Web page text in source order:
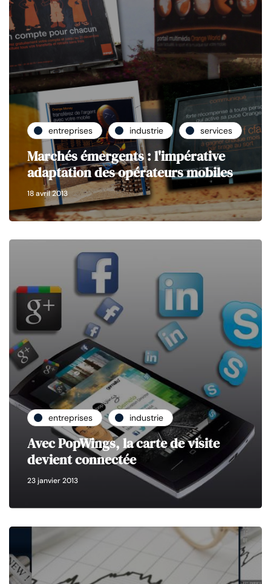
entreprises industrie services
Marchés émergents : l'impérative
adaptation des opérateurs mobiles
18 avril 2013
entreprises industrie
Avec PopWings, la carte de visite
devient connectée
23 janvier 2013